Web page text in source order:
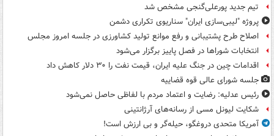
تیم جدید پورعلی‌گنجی مشخص شد
پروژه "لیبی‌سازی ایران" سناریوی تکراری دشمن
اصلاح طرح پشتیبانی و رفع موانع تولید کشاورزی در جلسه امروز مجلس
انتخابات شوراها در فصل پاییز برگزار می‌شود
اقدامات چین در جنگ علیه ایران، قیمت نفت را ۳۰ دلار کاهش داد
جلسه شورای عالی قوه قضاییه
رئیس عدلیه: رضایت و اعتماد مردم با لفاظی حاصل نمی‌شود
شکایت لیونل مسی از رسانه‌های آرژانتینی
آمریکا متحدی دروغگو، حیله‌گر و بی ارزش است!